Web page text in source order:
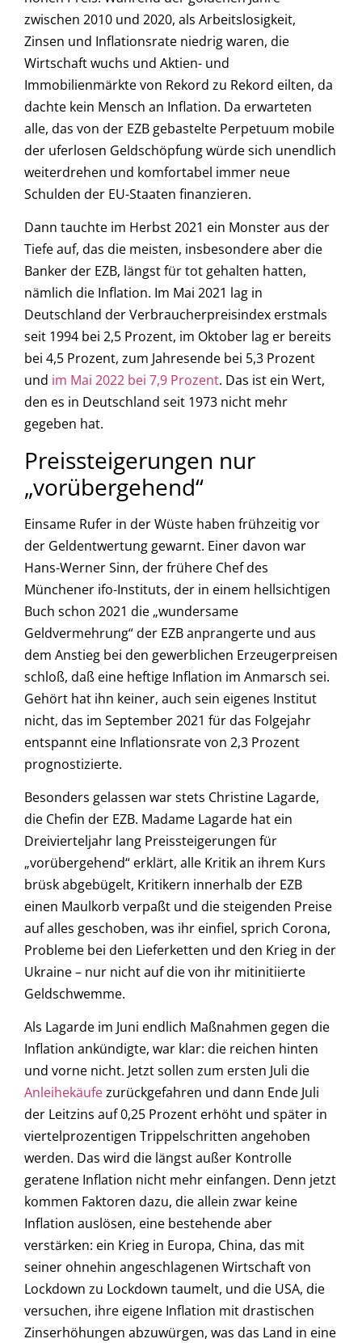
zwischen 2010 und 2020, als Arbeitslosigkeit,
Zinsen und Inflationsrate niedrig waren, die
Wirtschaft wuchs und Aktien- und
Immobilienmärkte von Rekord zu Rekord eilten, da
dachte kein Mensch an Inflation. Da erwarteten
alle, das von der EZB gebastelte Perpetuum mobile
der uferlosen Geldschöpfung würde sich unendlich
weiterdrehen und komfortabel immer neue
Schulden der EU-Staaten finanzieren.
Dann tauchte im Herbst 2021 ein Monster aus der
Tiefe auf, das die meisten, insbesondere aber die
Banker der EZB, längst für tot gehalten hatten,
nämlich die Inflation. Im Mai 2021 lag in
Deutschland der Verbraucherpreisindex erstmals
seit 1994 bei 2,5 Prozent, im Oktober lag er bereits
bei 4,5 Prozent, zum Jahresende bei 5,3 Prozent
und im Mai 2022 bei 7,9 Prozent. Das ist ein Wert,
den es in Deutschland seit 1973 nicht mehr
gegeben hat.
Preissteigerungen nur
„vorübergehend“
Einsame Rufer in der Wüste haben frühzeitig vor
der Geldentwertung gewarnt. Einer davon war
Hans-Werner Sinn, der frühere Chef des
Münchener ifo-Instituts, der in einem hellsichtigen
Buch schon 2021 die „wundersame
Geldvermehrung“ der EZB anprangerte und aus
dem Anstieg bei den gewerblichen Erzeugerpreisen
schloß, daß eine heftige Inflation im Anmarsch sei.
Gehört hat ihn keiner, auch sein eigenes Institut
nicht, das im September 2021 für das Folgejahr
entspannt eine Inflationsrate von 2,3 Prozent
prognostizierte.
Besonders gelassen war stets Christine Lagarde,
die Chefin der EZB. Madame Lagarde hat ein
Dreivierteljahr lang Preissteigerungen für
„vorübergehend“ erklärt, alle Kritik an ihrem Kurs
brüsk abgebügelt, Kritikern innerhalb der EZB
einen Maulkorb verpaßt und die steigenden Preise
auf alles geschoben, was ihr einfiel, sprich Corona,
Probleme bei den Lieferketten und den Krieg in der
Ukraine – nur nicht auf die von ihr mitinitiierte
Geldschwemme.
Als Lagarde im Juni endlich Maßnahmen gegen die
Inflation ankündigte, war klar: die reichen hinten
und vorne nicht. Jetzt sollen zum ersten Juli die
Anleihekäufezurückgefahren und dann Ende Juli
der Leitzins auf 0,25 Prozent erhöht und später in
viertelprozentigen Trippelschritten angehoben
werden. Das wird die längst außer Kontrolle
geratene Inflation nicht mehr einfangen. Denn jetzt
kommen Faktoren dazu, die allein zwar keine
Inflation auslösen, eine bestehende aber
verstärken: ein Krieg in Europa, China, das mit
seiner ohnehin angeschlagenen Wirtschaft von
Lockdown zu Lockdown taumelt, und die USA, die
versuchen, ihre eigene Inflation mit drastischen
Zinserhöhungen abzuwürgen, was das Land in eine